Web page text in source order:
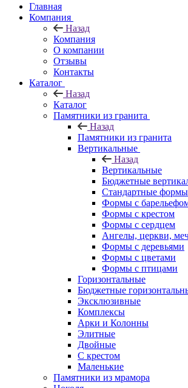
Главная
Компания
Назад
Компания
О компании
Отзывы
Контакты
Каталог
Назад
Каталог
Памятники из гранита
Назад
Памятники из гранита
Вертикальные
Назад
Вертикальные
Бюджетные
Стандартные формы
Формы с
Формы с крестом
Формы с сердцем
Ангелы, церкви,
Формы с деревьями
Формы с цветами
Формы с птицами
Горизонтальные
Бюджетные
Эксклюзивные
Комплексы
Арки и Колонны
Элитные
Двойные
С крестом
Маленькие
Памятники из мрамора